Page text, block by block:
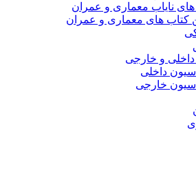
نایاب معماری و عمران
کتاب های معماری و عمران
و خارجی
داخلی
خارجی